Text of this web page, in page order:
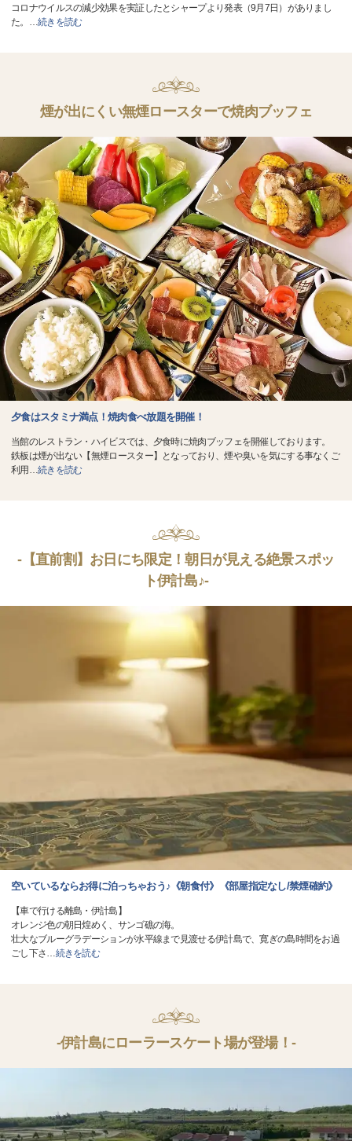
コロナウイルスの減少効果を実証したとシャープより発表（9月7日）がありまし
た。 …続きを読む
煙が出にくい無煙ロースターで焼肉ブッフェ
夕食はスタミナ満点！焼肉食べ放題を開催！
当館のレストラン・ハイビスでは、夕食時に焼肉ブッフェを開催しております。
鉄板は煙が出ない【無煙ロースター】となっており、煙や臭いを気にする事なくご
利用 …続きを読む
-【直前割】お日にち限定！朝日が見える絶景スポッ
ト伊計島♪-
空いているならお得に泊っちゃおう♪《朝食付》《部屋指定なし/禁煙確約》
【車で行ける離島・伊計島】
オレンジ色の朝日煌めく、サンゴ礁の海。
壮大なブルーグラデーションが水平線まで見渡せる伊計島で、寛ぎの島時間をお過
ごし下さ…続きを読む
-伊計島にローラースケート場が登場！-